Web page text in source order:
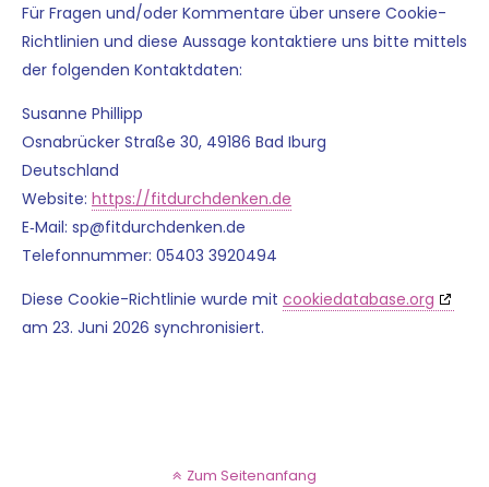
Für Fra­gen und/oder Kom­men­ta­re über unse­re Coo­kie-
Richt­li­ni­en und die­se Aus­sa­ge kon­tak­tie­re uns bit­te mit­tels
der fol­gen­den Kontaktdaten:
Susan­ne Phillipp
Osna­brücker Stra­ße 30, 49186 Bad Iburg
Deutsch­land
Web­site: https://fitdurchdenken.de
E‑Mail: sp@fitdurchdenken.de
Tele­fon­num­mer: 05403 3920494
Die­se Coo­kie-Richt­li­nie wur­de mit cookiedatabase.org
am 23. Juni 2026 synchronisiert.
Zum Seitenanfang